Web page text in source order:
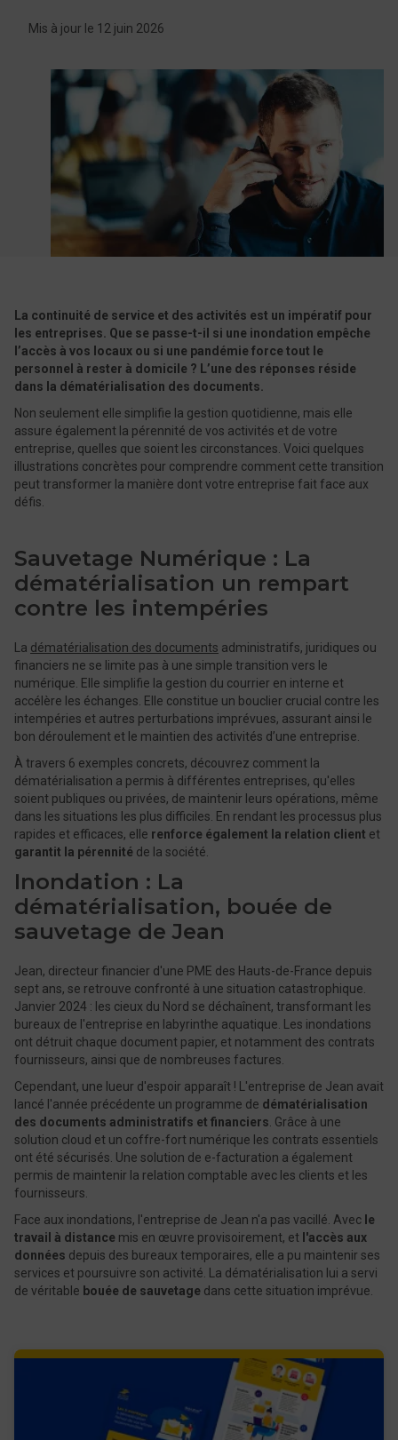
Mis à jour le 12 juin 2026
La continuité de service et des activités est un impératif pour
les entreprises. Que se passe-t-il si une inondation empêche
l’accès à vos locaux ou si une pandémie force tout le
personnel à rester à domicile ? L’une des réponses réside
dans la dématérialisation des documents.
Non seulement elle simplifie la gestion quotidienne, mais elle
assure également la pérennité de vos activités et de votre
entreprise, quelles que soient les circonstances. Voici quelques
illustrations concrètes pour comprendre comment cette transition
peut transformer la manière dont votre entreprise fait face aux
défis.
Sauvetage Numérique : La
dématérialisation un rempart
contre les intempéries
La dématérialisation des documents administratifs, juridiques ou
financiers ne se limite pas à une simple transition vers le
numérique. Elle simplifie la gestion du courrier en interne et
accélère les échanges. Elle constitue un bouclier crucial contre les
intempéries et autres perturbations imprévues, assurant ainsi le
bon déroulement et le maintien des activités d’une entreprise.
À travers 6 exemples concrets, découvrez comment la
dématérialisation a permis à différentes entreprises, qu'elles
soient publiques ou privées, de maintenir leurs opérations, même
dans les situations les plus difficiles. En rendant les processus plus
rapides et efficaces, elle renforce également la relation client et
garantit la pérennité de la société.
Inondation : La
dématérialisation, bouée de
sauvetage de Jean
Jean, directeur financier d'une PME des Hauts-de-France depuis
sept ans, se retrouve confronté à une situation catastrophique.
Janvier 2024 : les cieux du Nord se déchaînent, transformant les
bureaux de l'entreprise en labyrinthe aquatique. Les inondations
ont détruit chaque document papier, et notamment des contrats
fournisseurs, ainsi que de nombreuses factures.
Cependant, une lueur d'espoir apparaît ! L'entreprise de Jean avait
lancé l'année précédente un programme de dématérialisation
des documents administratifs et financiers . Grâce à une
solution cloud et un coffre-fort numérique les contrats essentiels
ont été sécurisés. Une solution de e-facturation a également
permis de maintenir la relation comptable avec les clients et les
fournisseurs.
Face aux inondations, l'entreprise de Jean n'a pas vacillé. Avec le
travail à distance mis en œuvre provisoirement, et l'accès aux
données depuis des bureaux temporaires, elle a pu maintenir ses
services et poursuivre son activité. La dématérialisation lui a servi
de véritable bouée de sauvetage dans cette situation imprévue.